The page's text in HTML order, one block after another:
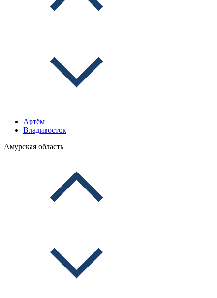
Артём
Владивосток
Амурская область